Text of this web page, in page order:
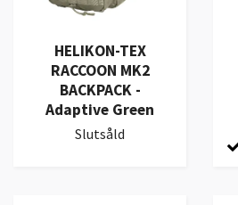
HELIKON-TEX
RACCOON MK2
BACKPACK -
Adaptive Green
Slutsåld